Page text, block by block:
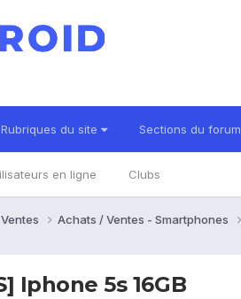
Rubriques du site Sections du forum
en ligne Clubs
Achats / Ventes - Smartphones
Iphone 5s 16GB